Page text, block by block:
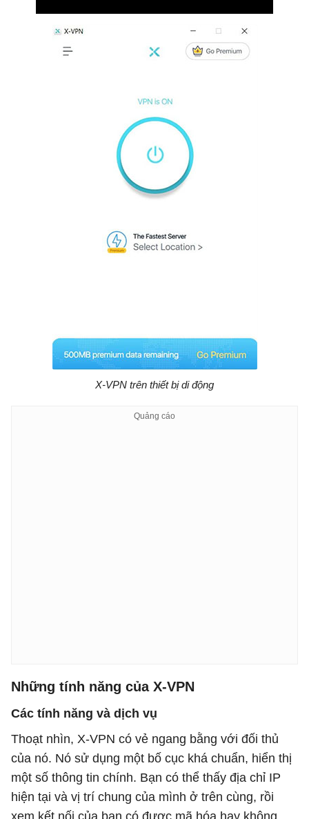
X-VPN trên thiết bị di động
Những tính năng của X-VPN
Các tính năng và dịch vụ
Thoạt nhìn, X-VPN có vẻ ngang bằng với đối thủ
của nó. Nó sử dụng một bố cục khá chuẩn, hiển thị
một số thông tin chính. Bạn có thể thấy địa chỉ IP
hiện tại và vị trí chung của mình ở trên cùng, rồi
xem kết nối của bạn có được mã hóa hay không.